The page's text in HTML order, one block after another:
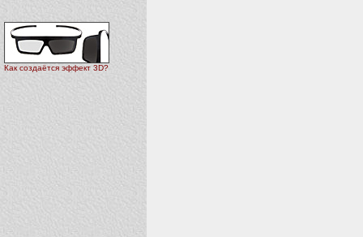
Как создаётся эффект 3D?